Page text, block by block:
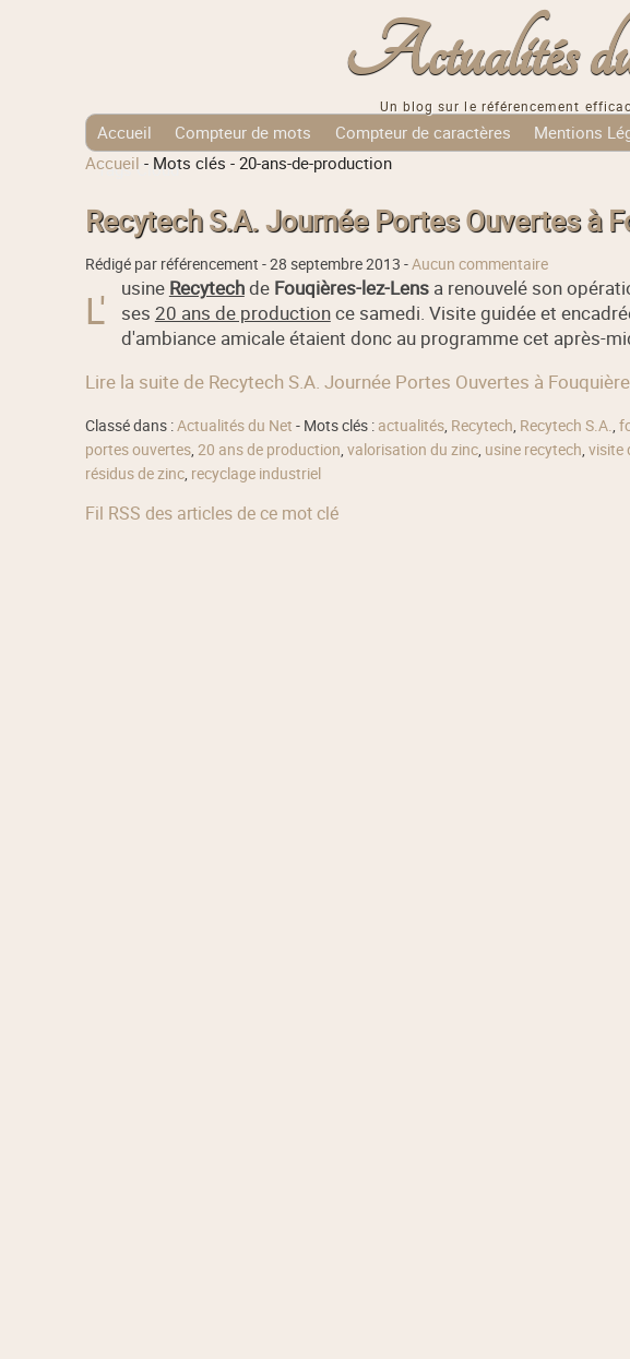
Actualités
Un blog sur le référencement
Accueil Compteur de mots Compteur de caractères Mentions
Tags Cloud
Accueil - Mots clés - 20-ans-de-production
Recytech S.A. Journée Portes Ouvertes à
Rédigé par référencement -28 septembre 2013 -Aucun commentaire
L' usine Recytechde Fouqières-lez-Lensa renouvelé son
ses 20 ans de productionce samedi. Visite guidée et
d'ambiance amicale étaient donc au programme cet après-
Lire la suite de Recytech S.A. Journée Portes Ouvertes à
Classé dans :Actualités du Net - Mots clés : actualités, Recytech, Recytech S.A.,
portes ouvertes, 20 ans de production, valorisation du zinc, usine recytech, visite
résidus de zinc, recyclage industriel
Fil RSS des articles de ce mot clé